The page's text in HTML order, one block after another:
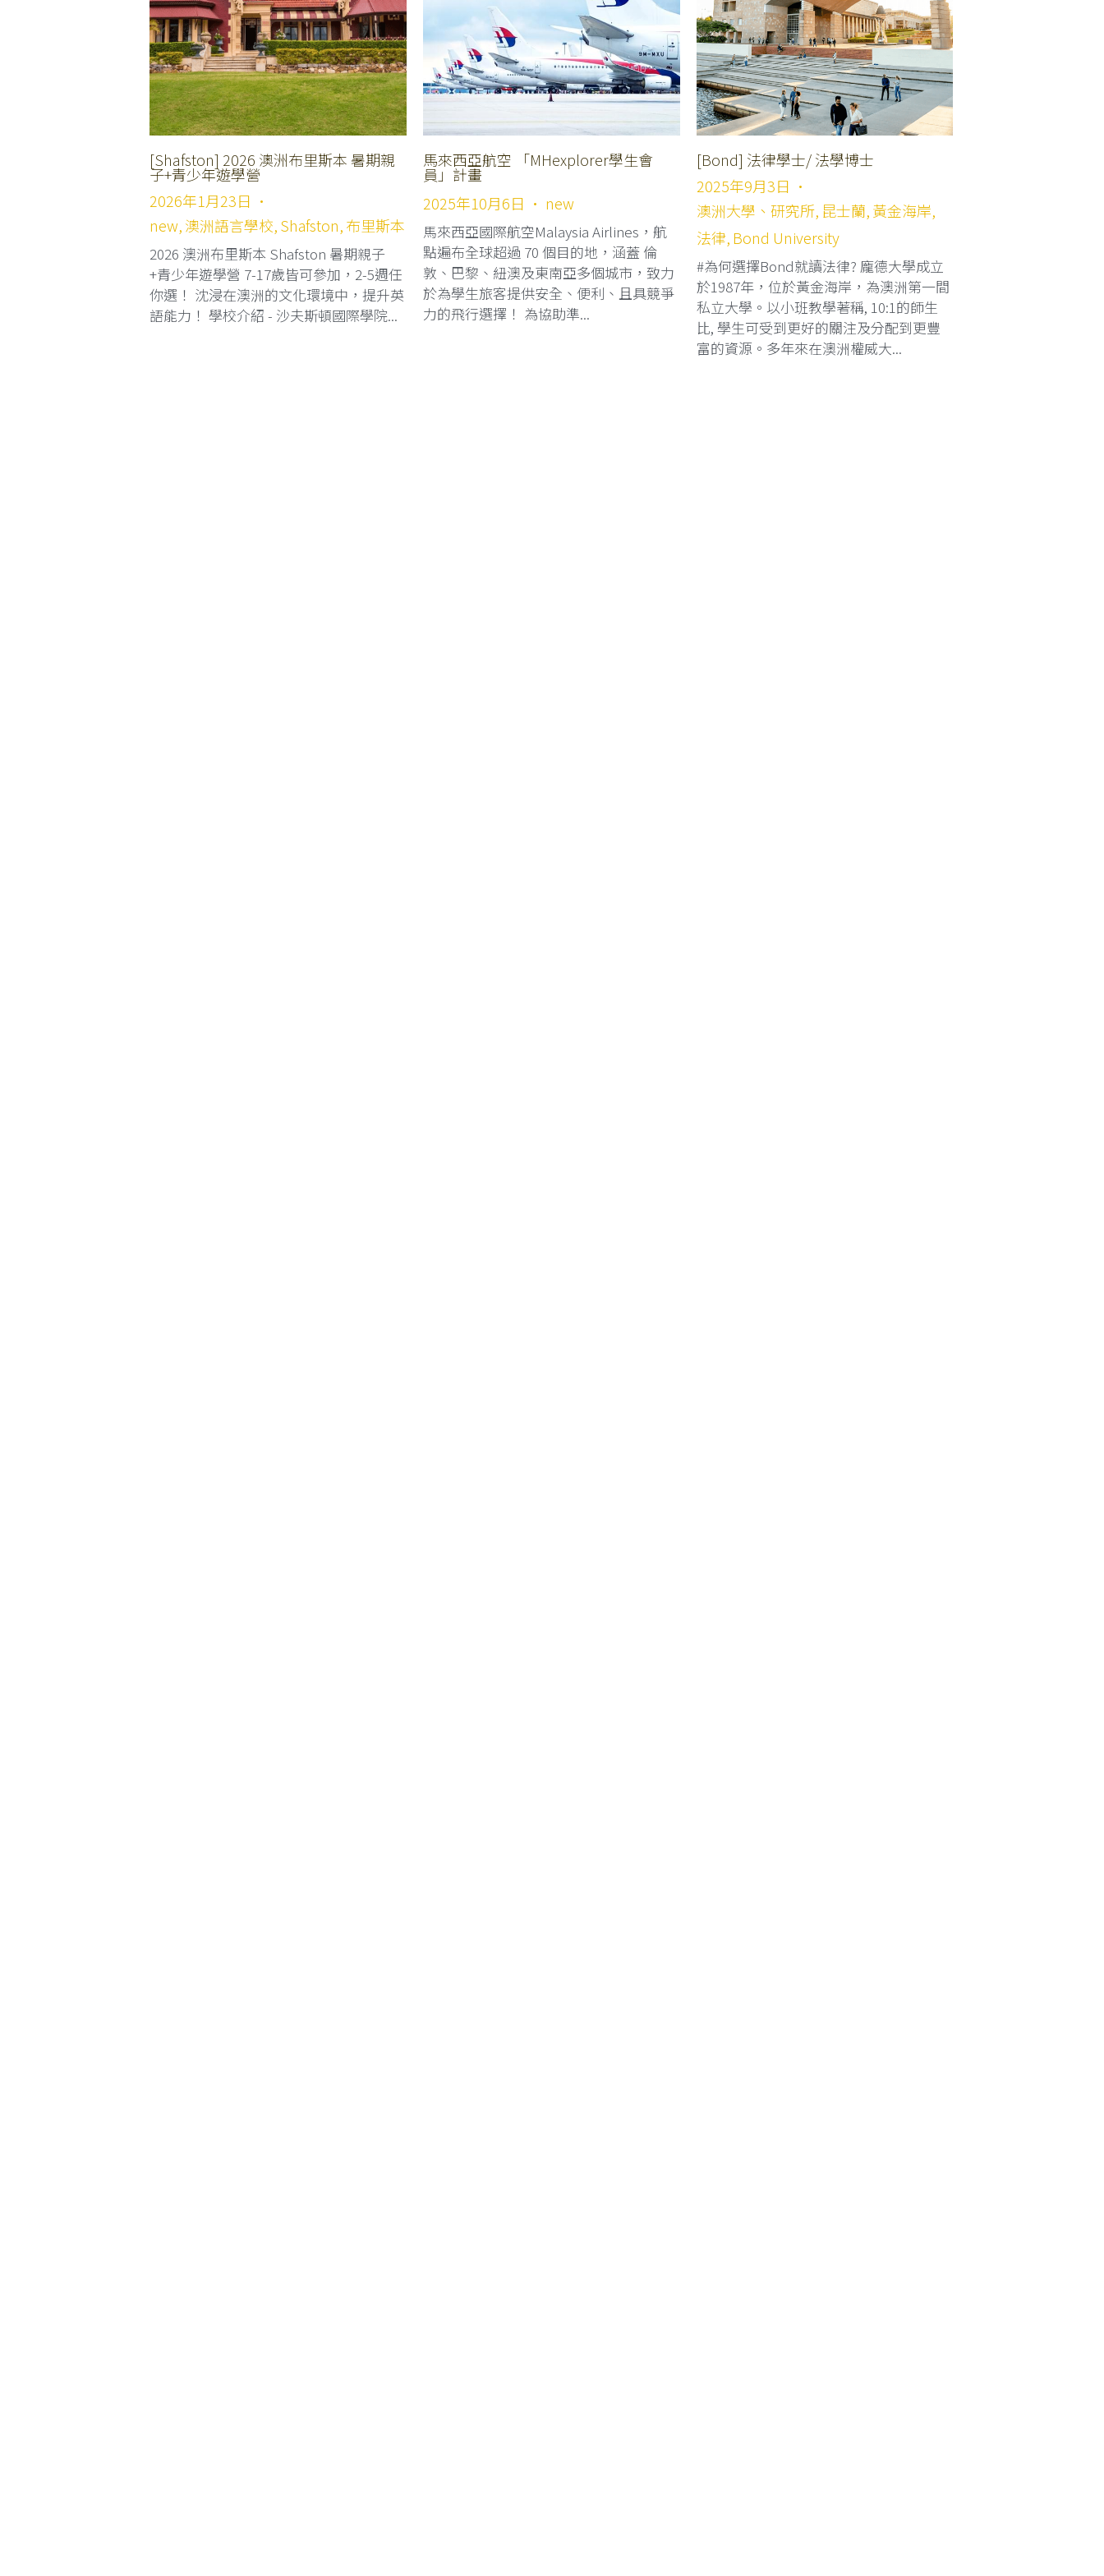
[Shafston] 2026 澳洲布里斯本 暑期親
子+青少年遊學營
2026年1月23日 ·
new,澳洲語言學校,Shafston,布里斯本
2026 澳洲布里斯本 Shafston 暑期親子
+青少年遊學營 7-17歲皆可參加，2-5週任
你選！ 沈浸在澳洲的文化環境中，提升英
語能力！ 學校介紹 - 沙夫斯頓國際學院...
馬來西亞航空 「MHexplorer學生會
員」計畫
2025年10月6日 · new
馬來西亞國際航空Malaysia Airlines，航
點遍布全球超過 70 個目的地，涵蓋 倫
敦、巴黎、紐澳及東南亞多個城市，致力
於為學生旅客提供安全、便利、且具競爭
力的飛行選擇！ 為協助準...
[Bond] 法律學士/ 法學博士
2025年9月3日 ·
澳洲大學、研究所, 昆士蘭,黃金海岸,
法律,Bond University
#為何選擇Bond就讀法律? 龐德大學成立
於1987年，位於黃金海岸，為澳洲第一間
私立大學。以小班教學著稱, 10:1的師生
比, 學生可受到更好的關注及分配到更豐
富的資源。多年來在澳洲權威大...